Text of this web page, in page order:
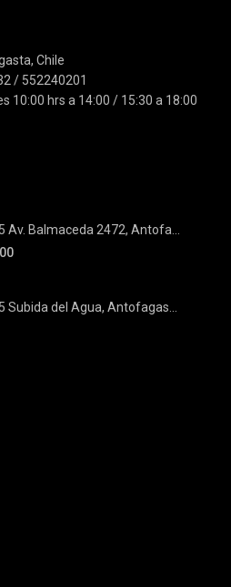
Chile
/ 552240201
10:00 hrs a 14:00 / 15:30 a 18:00
Av. Balmaceda 2472, Antofa...
Subida del Agua, Antofagas...